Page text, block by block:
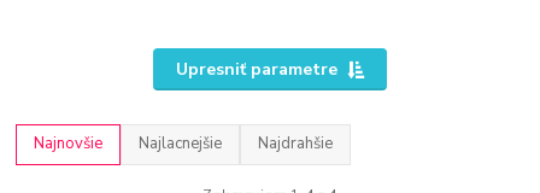
Upresniť parametre
Najnovšie Najlacnejšie Najdrahšie